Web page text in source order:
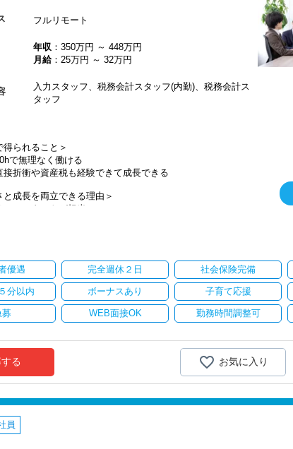
フルリモート
年収 ：350万円 ～ 448万円
月給：25万円 ～ 32万円
入力スタッフ、税務会計スタッフ(内勤)、税務会計ス
タッフ
得られること＞
で無理なく働ける
接折衝や資産税も経験できて成長できる
と成長を両立できる理由＞
アシスタントが担当
折衝する機会が豊富
然と積み上がる環境
環境＞
90％以上
日以上
取得率100％
導入済み
モニタ完備
ト2500社以上
安定基盤
療・学校法人まで対応
優遇 完全週休２日 社会保険完備
分以内 ボーナスあり 子育て応援
募 WEB面接OK 勤務時間調整可
る お気に入り
員